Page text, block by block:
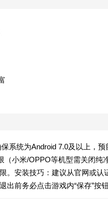
系统为Android 7.0及以上，
（小米/OPPO等机型需关闭
。安装技巧：建议从官网或
前务必点击游戏内“保存”按